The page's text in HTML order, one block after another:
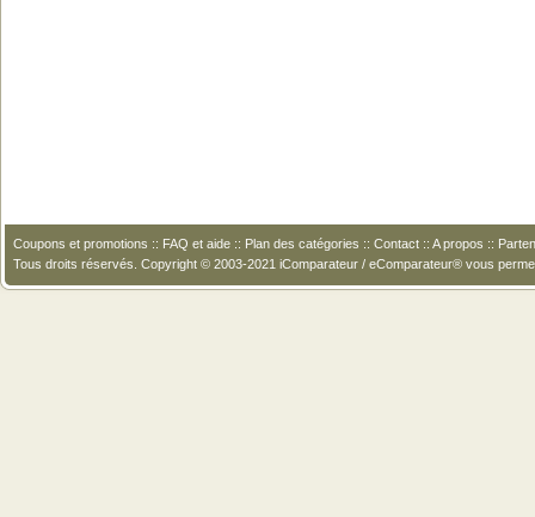
Coupons et promotions :: FAQ et aide :: Plan des catégories :: Contact :: A propos ::
Tous droits réservés. Copyright © 2003-2021 iComparateur / eComparateur® vous